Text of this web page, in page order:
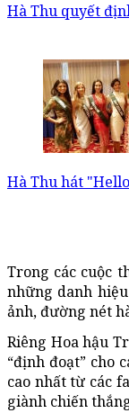
Hà Thu quyết
Hà Thu hát
Trong các cuộc
những danh
ảnh, đường nét
Riêng Hoa hậu
“định đoạt” cho
cao nhất từ các
giành chiến